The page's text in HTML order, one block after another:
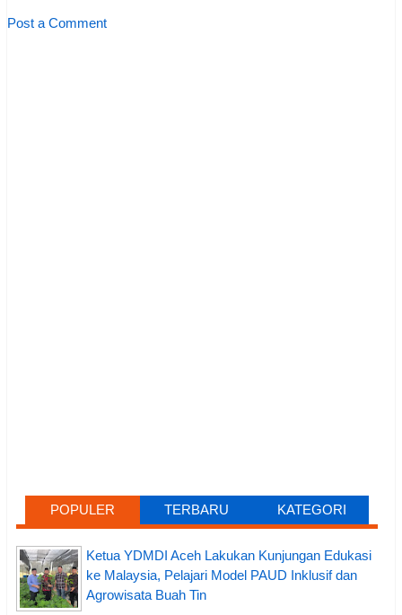
Post a Comment
POPULER TERBARU KATEGORI
Ketua YDMDI Aceh Lakukan Kunjungan Edukasi
ke Malaysia, Pelajari Model PAUD Inklusif dan
Agrowisata Buah Tin